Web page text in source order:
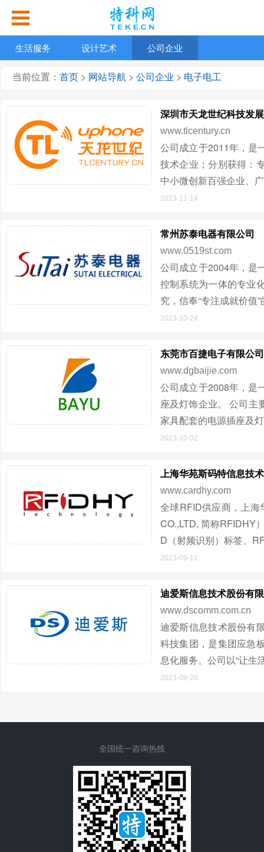
生活服务 设计艺术 公司企业
当前位置： 首页 > 网站导航 > 公司企业 > 电子电工
深圳市天龙世纪科技发
www.tlcentury.cn
公司成立于2011年，是
技术企业；分别获得：
中小微创新百强企业、
2023-11-14
常州苏泰电器有限公司
www.0519st.com
公司成立于2004年，是
控制系统为一体的专业
究，信奉“专注成就价值
2023-10-24
东莞市百捷电子有限公司
www.dgbaijie.com
公司成立于2008年，是
座及灯饰企业。 公司主
家具配套的电源插座及
2023-10-02
上海华苑斯码特信息技
www.cardhy.com
全球RFID供应商，上
CO.,LTD, 简称RFIDHY
D（射频识别）标签、
2023-09-11
迪爱斯信息技术股份有
www.dscomm.com.cn
迪爱斯信息技术股份有
科技集团，是集团应急
息化服务。公司以“让生
2023-08-20
全国统一咨询热线